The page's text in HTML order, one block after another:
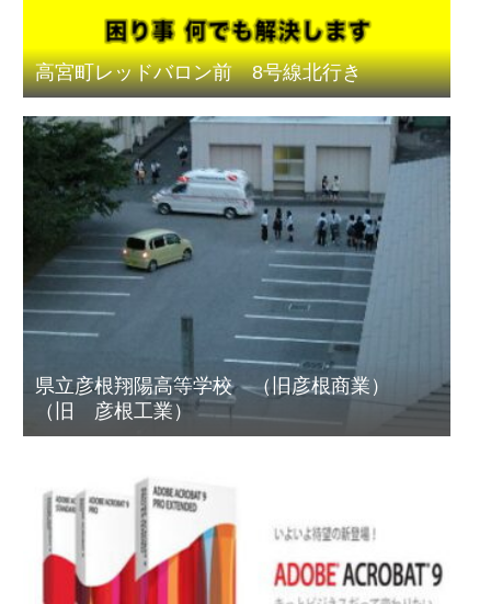
高宮町レッドバロン前 8号線北行き
県立彦根翔陽高等学校 （旧彦根商業）
（旧 彦根工業）